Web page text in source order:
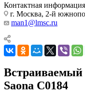
Контактная информация
г. Москва, 2-й
man1@lmsc.ru
Saona C0184